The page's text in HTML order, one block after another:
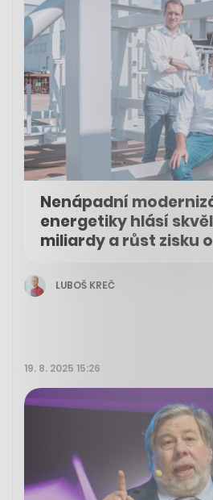
Nenápadní
energetiky hlásí
miliardy a růst zisku
LUBOŠ KREČ
19. 8. 2025 15:26